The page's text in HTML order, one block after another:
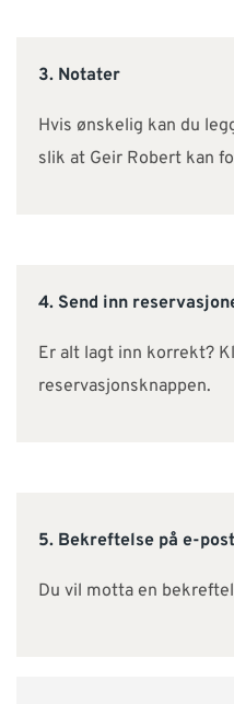
3. Notater
Hvis ønskelig kan du
slik at Geir Robert kan
4. Send inn
Er alt lagt inn korrekt?
reservasjonsknappen.
5. Bekreftelse på e-post
Du vil motta en